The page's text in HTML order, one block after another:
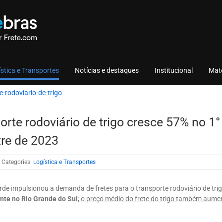
e Transportes Notícias e destaques Institucional
rodoviário de trigo cresce 57% no 1°
de 2023
Categories: Logística e Transportes
impulsionou a demanda de fretes para o transporte rodoviário de
no Rio Grande do Sul ;o preço médio do frete do trigo também